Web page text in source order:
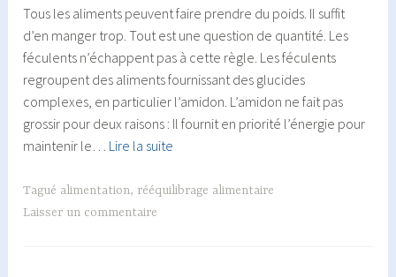
Tous les aliments peuvent faire prendre du poids. Il suffit
d’en manger trop. Tout est une question de quantité. Les
féculents n’échappent pas à cette règle. Les féculents
regroupent des aliments fournissant des glucides
complexes, en particulier l’amidon. L’amidon ne fait pas
grossir pour deux raisons : Il fournit en priorité l’énergie pour
maintenir le… Lire la suite
:
Tagué alimentation, rééquilibrage alimentaire
Laisser un commentaire